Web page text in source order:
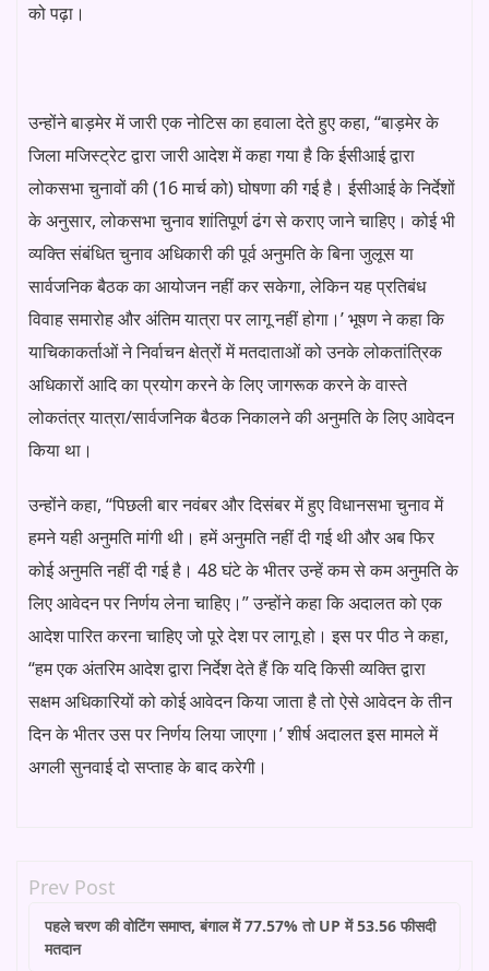
को पढ़ा।
उन्होंने बाड़मेर में जारी एक नोटिस का हवाला देते हुए कहा, “बाड़मेर के
जिला मजिस्ट्रेट द्वारा जारी आदेश में कहा गया है कि ईसीआई द्वारा
लोकसभा चुनावों की (16 मार्च को) घोषणा की गई है। ईसीआई के निर्देशों
के अनुसार, लोकसभा चुनाव शांतिपूर्ण ढंग से कराए जाने चाहिए। कोई भी
व्यक्ति संबंधित चुनाव अधिकारी की पूर्व अनुमति के बिना जुलूस या
सार्वजनिक बैठक का आयोजन नहीं कर सकेगा, लेकिन यह प्रतिबंध
विवाह समारोह और अंतिम यात्रा पर लागू नहीं होगा।’ भूषण ने कहा कि
याचिकाकर्ताओं ने निर्वाचन क्षेत्रों में मतदाताओं को उनके लोकतांत्रिक
अधिकारों आदि का प्रयोग करने के लिए जागरूक करने के वास्ते
लोकतंत्र यात्रा/सार्वजनिक बैठक निकालने की अनुमति के लिए आवेदन
किया था।
उन्होंने कहा, “पिछली बार नवंबर और दिसंबर में हुए विधानसभा चुनाव में
हमने यही अनुमति मांगी थी। हमें अनुमति नहीं दी गई थी और अब फिर
कोई अनुमति नहीं दी गई है। 48 घंटे के भीतर उन्हें कम से कम अनुमति के
लिए आवेदन पर निर्णय लेना चाहिए।” उन्होंने कहा कि अदालत को एक
आदेश पारित करना चाहिए जो पूरे देश पर लागू हो। इस पर पीठ ने कहा,
“हम एक अंतरिम आदेश द्वारा निर्देश देते हैं कि यदि किसी व्यक्ति द्वारा
सक्षम अधिकारियों को कोई आवेदन किया जाता है तो ऐसे आवेदन के तीन
दिन के भीतर उस पर निर्णय लिया जाएगा।’ शीर्ष अदालत इस मामले में
अगली सुनवाई दो सप्ताह के बाद करेगी।
Prev Post
पहले चरण की वोटिंग समाप्‍त, बंगाल में 77.57% तो UP में 53.56 फीसदी
मतदान